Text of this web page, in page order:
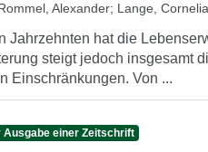
Alexander; Lange, Cornelia
Jahrzehnten hat die
steigt jedoch insgesamt
Einschränkungen. Von ...
Ausgabe einer Zeitschrift